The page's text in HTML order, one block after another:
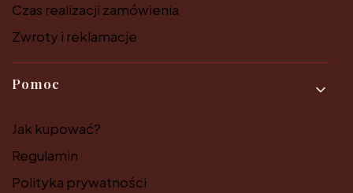
Czas realizacji zamówienia
Zwroty i reklamacje
Pomoc
Jak kupować?
Regulamin
Polityka prywatności